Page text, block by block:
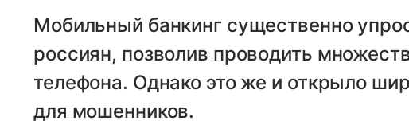
Мобильный банкинг существенно
россиян, позволив проводить
телефона. Однако это же и открыло
для мошенников.